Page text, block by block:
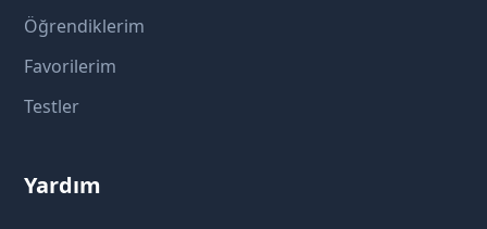
Öğrendiklerim
Favorilerim
Testler
Yardım